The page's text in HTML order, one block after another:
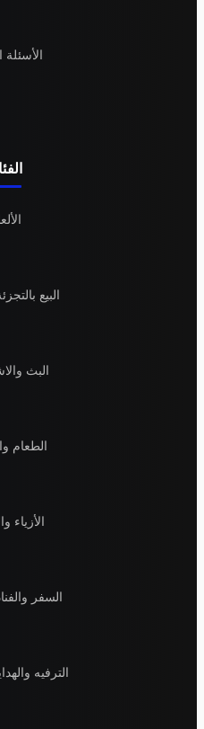
الأسئلة
الفئات
الألعاب
البيع بالتجزئة
البث
الطعام
الأزياء
السفر والفنادق
الترفيه والهدايا